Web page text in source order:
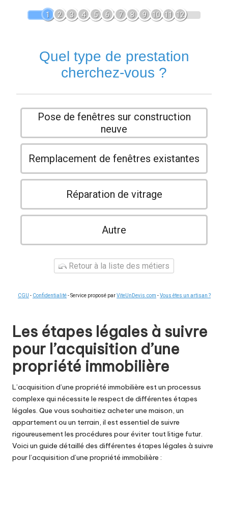
1 2 3 4 5 6 7 8 9 10 11 12
Quel type de prestation
cherchez-vous ?
Pose de fenêtres sur construction
neuve
Remplacement de fenêtres existantes
Réparation de vitrage
Autre
Retour à la liste des métiers
CGU - Confidentialité- Service proposé parViteUnDevis.com -Vous êtes un artisan ?
Les étapes légales à suivre
pour l’acquisition d’une
propriété immobilière
L’acquisition d’une propriété immobilière est un processus
complexe qui nécessite le respect de différentes étapes
légales. Que vous souhaitiez acheter une maison, un
appartement ou un terrain, il est essentiel de suivre
rigoureusement les procédures pour éviter tout litige futur.
Voici un guide détaillé des différentes étapes légales à suivre
pour l’acquisition d’une propriété immobilière :